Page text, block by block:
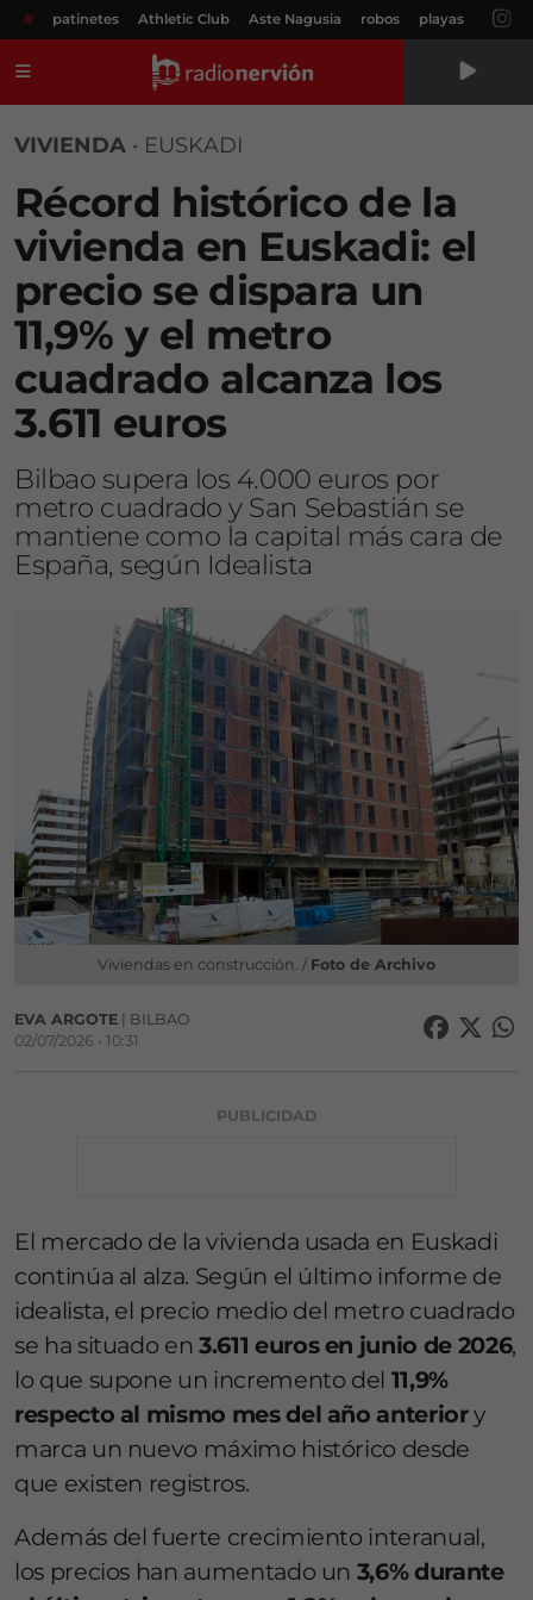
# patinetes Athletic Club Aste Nagusia robos playas
VIVIENDA • EUSKADI
Récord histórico de la
vivienda en Euskadi: el
precio se dispara un
11,9% y el metro
cuadrado alcanza los
3.611 euros
Bilbao supera los 4.000 euros por
metro cuadrado y San Sebastián se
mantiene como la capital más cara de
España, según Idealista
Viviendas en construcción. / Foto de Archivo
EVA ARGOTE | BILBAO
02/07/2026 • 10:31
PUBLICIDAD
El mercado de la vivienda usada en Euskadi
continúa al alza. Según el último informe de
idealista, el precio medio del metro cuadrado
se ha situado en3.611 euros en junio de 2026,
lo que supone un incremento del 11,9%
respecto al mismo mes del año anteriory
marca un nuevo máximo histórico desde
que existen registros.
Además del fuerte crecimiento interanual,
los precios han aumentado un 3,6% durante